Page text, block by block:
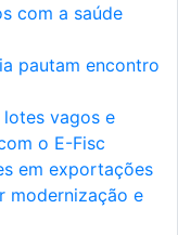
com a saúde
pautam encontro
vagos e
o E-Fisc
em exportações
modernização e